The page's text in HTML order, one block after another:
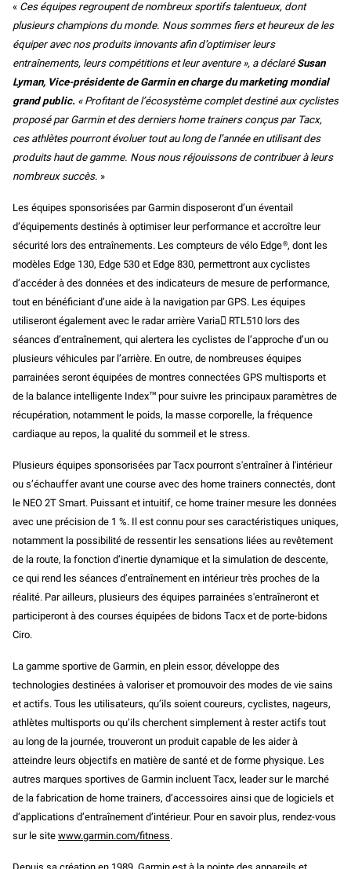
« Ces équipes regroupent de nombreux sportifs talentueux, dont
plusieurs champions du monde. Nous sommes fiers et heureux de les
équiper avec nos produits innovants afin d’optimiser leurs
entraînements, leurs compétitions et leur aventure », a déclaré Susan
Lyman, Vice-présidente de Garmin en charge du marketing mondial
grand public. « Profitant de l’écosystème complet destiné aux cyclistes
proposé par Garmin et des derniers home trainers conçus par Tacx,
ces athlètes pourront évoluer tout au long de l’année en utilisant des
produits haut de gamme. Nous nous réjouissons de contribuer à leurs
nombreux succès. »
Les équipes sponsorisées par Garmin disposeront d’un éventail
d’équipements destinés à optimiser leur performance et accroître leur
sécurité lors des entraînements. Les compteurs de vélo Edge®, dont les
modèles Edge 130, Edge 530 et Edge 830, permettront aux cyclistes
d’accéder à des données et des indicateurs de mesure de performance,
tout en bénéficiant d’une aide à la navigation par GPS. Les équipes
utiliseront également avec le radar arrière Varia RTL510 lors des
séances d’entraînement, qui alertera les cyclistes de l’approche d’un ou
plusieurs véhicules par l’arrière. En outre, de nombreuses équipes
parrainées seront équipées de montres connectées GPS multisports et
de la balance intelligente Index™ pour suivre les principaux paramètres de
récupération, notamment le poids, la masse corporelle, la fréquence
cardiaque au repos, la qualité du sommeil et le stress.
Plusieurs équipes sponsorisées par Tacx pourront s'entraîner à l'intérieur
ou s’échauffer avant une course avec des home trainers connectés, dont
le NEO 2T Smart. Puissant et intuitif, ce home trainer mesure les données
avec une précision de 1 %. Il est connu pour ses caractéristiques uniques,
notamment la possibilité de ressentir les sensations liées au revêtement
de la route, la fonction d’inertie dynamique et la simulation de descente,
ce qui rend les séances d’entraînement en intérieur très proches de la
réalité. Par ailleurs, plusieurs des équipes parrainées s'entraîneront et
participeront à des courses équipées de bidons Tacx et de porte-bidons
Ciro.
La gamme sportive de Garmin, en plein essor, développe des
technologies destinées à valoriser et promouvoir des modes de vie sains
et actifs. Tous les utilisateurs, qu’ils soient coureurs, cyclistes, nageurs,
athlètes multisports ou qu’ils cherchent simplement à rester actifs tout
au long de la journée, trouveront un produit capable de les aider à
atteindre leurs objectifs en matière de santé et de forme physique. Les
autres marques sportives de Garmin incluent Tacx, leader sur le marché
de la fabrication de home trainers, d’accessoires ainsi que de logiciels et
d’applications d’entraînement d’intérieur. Pour en savoir plus, rendez-vous
sur le site www.garmin.com/fitness.